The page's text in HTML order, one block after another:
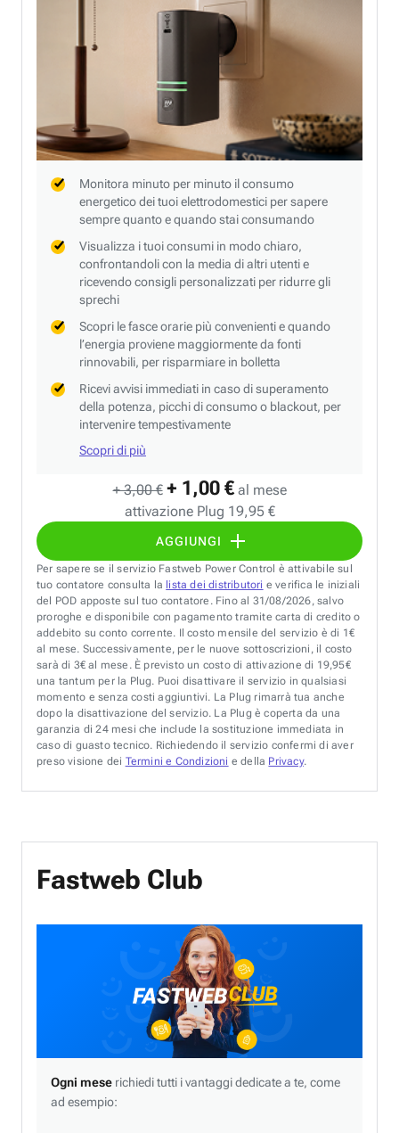
+ 3,00 € + 1,00 € al mese
attivazione Plug 19,95 €
AGGIUNGI
Monitora minuto per minuto il consumo
energetico dei tuoi elettrodomestici per sapere
sempre quanto e quando stai consumando
Visualizza i tuoi consumi in modo chiaro,
confrontandoli con la media di altri utenti e
ricevendo consigli personalizzati per ridurre gli
sprechi
Scopri le fasce orarie più convenienti e quando
l’energia proviene maggiormente da fonti
rinnovabili, per risparmiare in bolletta
Ricevi avvisi immediati in caso di superamento
della potenza, picchi di consumo o blackout, per
intervenire tempestivamente
Scopri di più
Per sapere se il servizio Fastweb Power Control è attivabile sul
tuo contatore consulta la lista dei distributori e verifica le iniziali
del POD apposte sul tuo contatore. Fino al 31/08/2026, salvo
proroghe e disponibile con pagamento tramite carta di credito o
addebito su conto corrente. Il costo mensile del servizio è di 1€
al mese. Successivamente, per le nuove sottoscrizioni, il costo
sarà di 3€ al mese. È previsto un costo di attivazione di 19,95€
una tantum per la Plug. Puoi disattivare il servizio in qualsiasi
momento e senza costi aggiuntivi. La Plug rimarrà tua anche
dopo la disattivazione del servizio. La Plug è coperta da una
garanzia di 24 mesi che include la sostituzione immediata in
caso di guasto tecnico. Richiedendo il servizio confermi di aver
preso visione dei Termini e Condizioni e della Privacy.
Fastweb Club
Ogni mese richiedi tutti i vantaggi dedicate a te, come
ad esempio: